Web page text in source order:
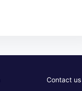
Contact us